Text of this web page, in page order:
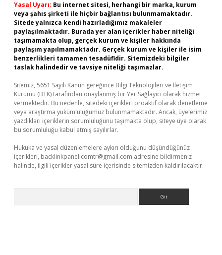
Yasal Uyarı: Bu internet sitesi, herhangi bir marka, kurum
veya şahıs şirketi ile hiçbir bağlantısı bulunmamaktadır.
Sitede yalnızca kendi hazırladığımız makaleler
paylaşılmaktadır. Burada yer alan içerikler haber niteliği
taşımamakta olup, gerçek kurum ve kişiler hakkında
paylaşım yapılmamaktadır. Gerçek kurum ve kişiler ile isim
benzerlikleri tamamen tesadüfidir. Sitemizdeki bilgiler
taslak halindedir ve tavsiye niteliği taşımazlar.
Sitemiz, 5651 Sayılı Kanun gereğince Bilgi Teknolojileri ve İletişim
Kurumu (BTK) tarafından onaylanmış bir Yer Sağlayıcı olarak hizmet
vermektedir. Bu nedenle, sitedeki içerikleri proaktif olarak denetleme
veya araştırma yükümlülüğümüz bulunmamaktadır. Ancak, üyelerimiz
yazdıkları içeriklerin sorumluluğunu taşımakta olup, siteye üye olarak
bu sorumluluğu kabul etmiş sayılırlar.
Hukuka ve yasal düzenlemelere aykırı olduğunu düşündüğünüz
içerikleri, backlinkpanelicomtr@gmail.com adresine bildirmeniz
halinde, ilgili içerikler yasal süre içerisinde sitemizden kaldırılacaktır.